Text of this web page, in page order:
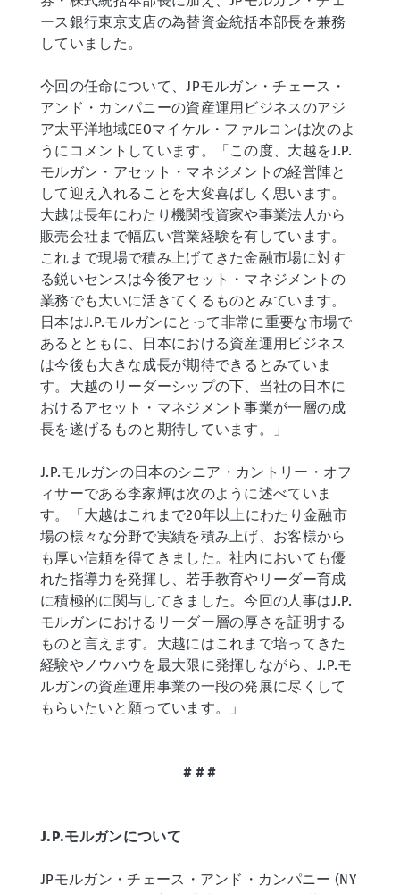
ース銀行東京支店の為替資金統括本部長を兼務
していました。
今回の任命について、JPモルガン・チェース・
アンド・カンパニーの資産運用ビジネスのアジ
ア太平洋地域CEOマイケル・ファルコンは次のよ
うにコメントしています。「この度、大越をJ.P.
モルガン・アセット・マネジメントの経営陣と
して迎え入れることを大変喜ばしく思います。
大越は長年にわたり機関投資家や事業法人から
販売会社まで幅広い営業経験を有しています。
これまで現場で積み上げてきた金融市場に対す
る鋭いセンスは今後アセット・マネジメントの
業務でも大いに活きてくるものとみています。
日本はJ.P.モルガンにとって非常に重要な市場で
あるとともに、日本における資産運用ビジネス
は今後も大きな成長が期待できるとみていま
す。大越のリーダーシップの下、当社の日本に
おけるアセット・マネジメント事業が一層の成
長を遂げるものと期待しています。」
J.P.モルガンの日本のシニア・カントリー・オフ
ィサーである李家輝は次のように述べていま
す。「大越はこれまで20年以上にわたり金融市
場の様々な分野で実績を積み上げ、お客様から
も厚い信頼を得てきました。社内においても優
れた指導力を発揮し、若手教育やリーダー育成
に積極的に関与してきました。今回の人事はJ.P.
モルガンにおけるリーダー層の厚さを証明する
ものと言えます。大越にはこれまで培ってきた
経験やノウハウを最大限に発揮しながら、J.P.モ
ルガンの資産運用事業の一段の発展に尽くして
もらいたいと願っています。」
# # #
J.P.モルガンについて
JPモルガン・チェース・アンド・カンパニー (NY